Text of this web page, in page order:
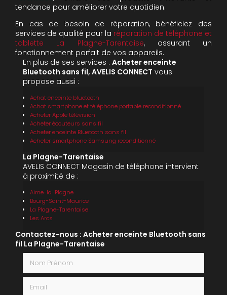
tendance pour améliorer votre quotidien.
En cas de besoin de réparation, bénéficiez des
services de qualité pour la réparation de téléphone et
tablette La Plagne-Tarentaise, assurant un
fonctionnement parfait de vos appareils.
En plus de ses services : Acheter enceinte
Bluetooth sans fil, AVELIS CONNECT vous
propose aussi :
Achat enceinte bluetooth
Achat smartphone et téléphone portable reconditionné
Acheter Apple télévision
Acheter écouteurs sans fil
Acheter enceinte Bluetooth sans fil
Acheter smartphone Samsung reconditionné
La Plagne-Tarentaise
AVELIS CONNECT Magasin de téléphone intervient
à proximité de :
Aime-la-Plagne
Bourg-Saint-Maurice
La Plagne-Tarentaise
Les Arcs
Contactez-nous : Acheter enceinte Bluetooth sans
fil La Plagne-Tarentaise
Nom Prénom
Email